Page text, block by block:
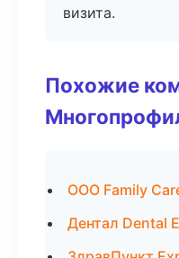
визита.
Похожие
ООО Family
Дентал Dental